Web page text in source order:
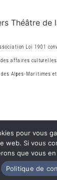
Loi 1901
affaires culturelles
des Alpes-Maritimes
Web
Politique
pour vous
web. Si vous
que vous
Politique de